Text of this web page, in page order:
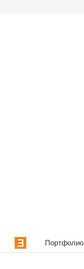
Портфолио